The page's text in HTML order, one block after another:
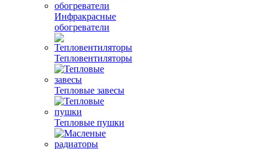
Инфракрасные
обогреватели
Тепловентиляторы
Тепловые завесы
Тепловые пушки